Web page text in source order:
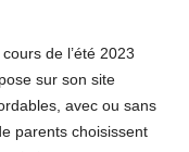
de l’été 2023
sur son site
avec ou sans
parents choisissent